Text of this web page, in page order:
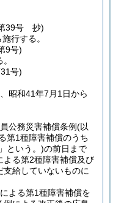
39号 抄)
行する。
9号)
号)
昭和41年7月1日から
公務災害補償条例(以
第1種障害補償のうち
という。)の前日まで
よる第2種障害補償及び
給していないものに
よる第1種障害補償を